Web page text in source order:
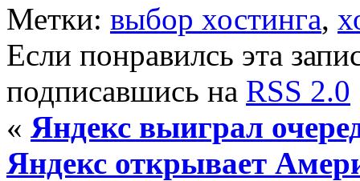
Метки: выбор хостинга,
Если понравилсь эта
подписавшись на RSS 2.0
« Яндекс выиграл
Яндекс открывает